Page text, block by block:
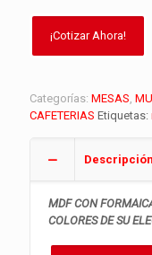
Categorías: MESAS,
CAFETERIAS Etiquetas:
Descripción
MDF CON
COLORES DE SU